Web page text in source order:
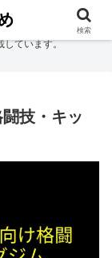
ックボクシング・ボ
しています。
技・キッ
検索